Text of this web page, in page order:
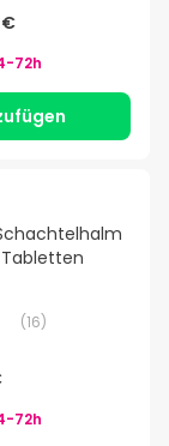
€
72h
(16)
72h